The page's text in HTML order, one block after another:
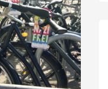
Bundesparteitag
in
Hannover:
Ablauf
&